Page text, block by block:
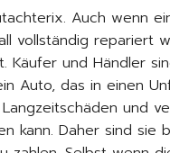
Auch wenn
vollständig repariert
Käufer und Händler
Auto, das in einen
und
kann. Daher sind sie